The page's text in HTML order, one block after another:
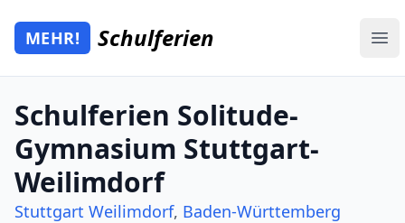
Zum Hauptinhalt springen
Mehr Schulferien
MEHR! Schulferien
Schulferien Solitude-
Gymnasium Stuttgart-
Weilimdorf
Stuttgart Weilimdorf, Baden-Württemberg